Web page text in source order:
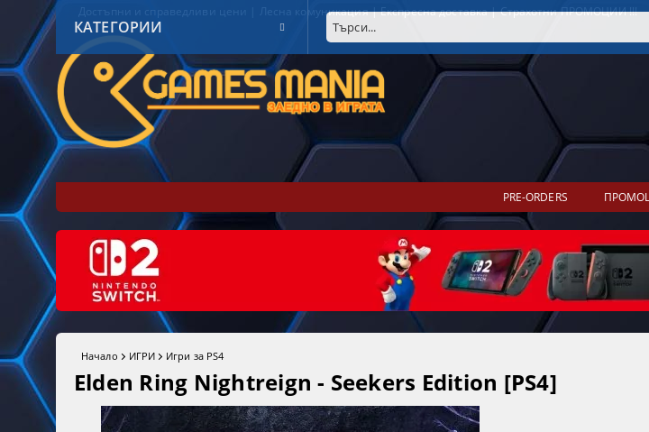
Достъпни и справедливи цени | Лесна комуникация | Експресна доставка | Страхотни ПРОМОЦИИ !!!
КАТЕГОРИИ
PRE-ORDERS
Начало ИГРИ Игри за PS4
Elden Ring Nightreign - Seekers Edition [PS4]